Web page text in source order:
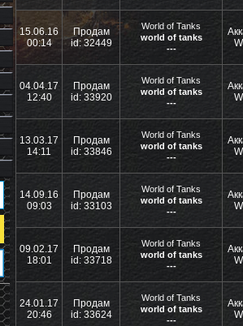
15.06.16
00:14
Продам
id: 32449
World of Tanks
world of tanks
---
04.04.17
12:40
Продам
id: 33920
World of Tanks
world of tanks
---
13.03.17
14:11
Продам
id: 33846
World of Tanks
world of tanks
---
14.09.16
09:03
Продам
id: 33103
World of Tanks
world of tanks
---
09.02.17
18:01
Продам
id: 33718
World of Tanks
world of tanks
---
24.01.17
20:46
Продам
id: 33624
World of Tanks
world of tanks
---